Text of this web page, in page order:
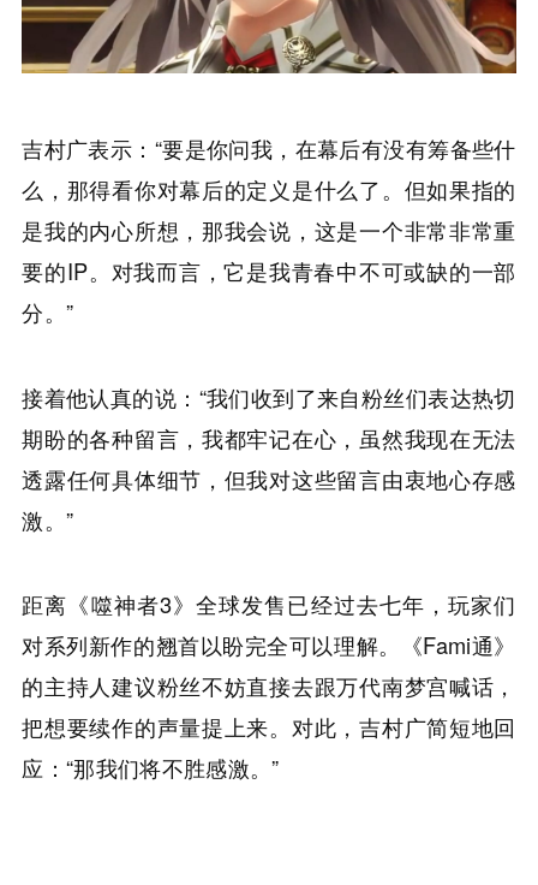
吉村广表示：“要是你问我，在幕后有没有筹备些什
么，那得看你对幕后的定义是什么了。但如果指的
是我的内心所想，那我会说，这是一个非常非常重
要的IP。对我而言，它是我青春中不可或缺的一部
分。”
接着他认真的说：“我们收到了来自粉丝们表达热切
期盼的各种留言，我都牢记在心，虽然我现在无法
透露任何具体细节，但我对这些留言由衷地心存感
激。”
距离《噬神者3》全球发售已经过去七年，玩家们
对系列新作的翘首以盼完全可以理解。《Fami通》
的主持人建议粉丝不妨直接去跟万代南梦宫喊话，
把想要续作的声量提上来。对此，吉村广简短地回
应：“那我们将不胜感激。”